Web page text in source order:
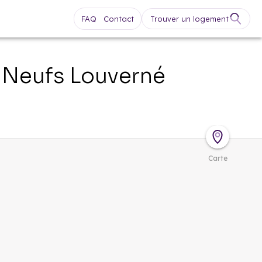
FAQ Contact Trouver un logement
Louverné
Carte